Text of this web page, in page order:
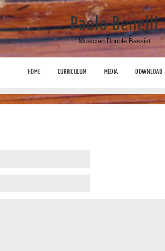
Paolo Benelli
Musician Double Bassist
HOME CURRICULUM MEDIA DOWNLOAD